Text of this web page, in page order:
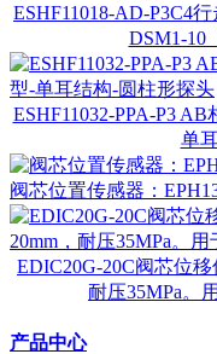
ESHF11018-AD-P3C4
DSM1-10
ESHF11032-PPA-P3
单
阀芯位置传感器：
EDIC20G-20C阀芯位移
耐压35MPa。
产品中心